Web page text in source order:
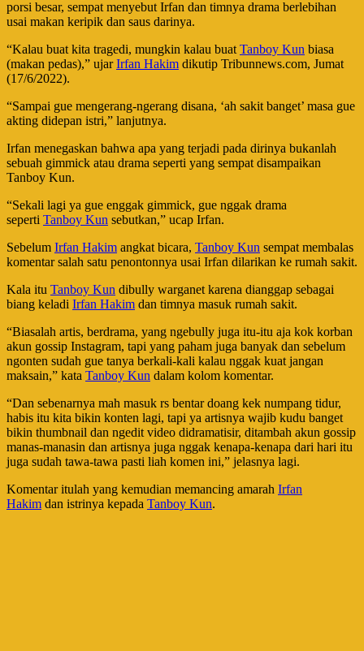
porsi besar, sempat menyebut Irfan dan timnya drama berlebihan
usai makan keripik dan saus darinya.
“Kalau buat kita tragedi, mungkin kalau buat Tanboy Kun biasa
(makan pedas),” ujarIrfan Hakim dikutip Tribunnews.com, Jumat
(17/6/2022).
“Sampai gue mengerang-ngerang disana, ‘ah sakit banget’ masa gue
akting didepan istri,” lanjutnya.
Irfan menegaskan bahwa apa yang terjadi pada dirinya bukanlah
sebuah gimmick atau drama seperti yang sempat disampaikan
Tanboy Kun.
“Sekali lagi ya gue enggak gimmick, gue nggak drama
seperti Tanboy Kun sebutkan,” ucap Irfan.
Sebelum Irfan Hakim angkat bicara, Tanboy Kun sempat membalas
komentar salah satu penontonnya usai Irfan dilarikan ke rumah sakit.
Kala itu Tanboy Kun dibully warganet karena dianggap sebagai
biang keladi Irfan Hakim dan timnya masuk rumah sakit.
“Biasalah artis, berdrama, yang ngebully juga itu-itu aja kok korban
akun gossip Instagram, tapi yang paham juga banyak dan sebelum
ngonten sudah gue tanya berkali-kali kalau nggak kuat jangan
maksain,” kata Tanboy Kun dalam kolom komentar.
“Dan sebenarnya mah masuk rs bentar doang kek numpang tidur,
habis itu kita bikin konten lagi, tapi ya artisnya wajib kudu banget
bikin thumbnail dan ngedit video didramatisir, ditambah akun gossip
manas-manasin dan artisnya juga nggak kenapa-kenapa dari hari itu
juga sudah tawa-tawa pasti liah komen ini,” jelasnya lagi.
Komentar itulah yang kemudian memancing amarah Irfan
Hakim dan istrinya kepada Tanboy Kun.